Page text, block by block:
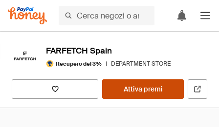
FARFETCH Spain
Recupero del 3% | DEPARTMENT STORE
Attiva premi